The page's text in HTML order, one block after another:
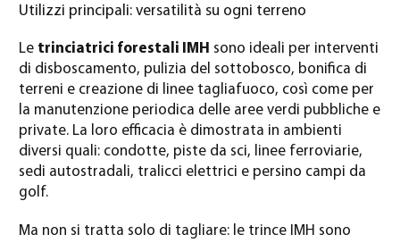
Utilizzi principali: versatilità su ogni terreno
Le trinciatrici forestali IMH sono ideali per interventi
di disboscamento, pulizia del sottobosco, bonifica di
terreni e creazione di linee tagliafuoco, così come per
la manutenzione periodica delle aree verdi pubbliche e
private. La loro efficacia è dimostrata in ambienti
diversi quali: condotte, piste da sci, linee ferroviarie,
sedi autostradali, tralicci elettrici e persino campi da
golf.
Ma non si tratta solo di tagliare: le trince IMH sono